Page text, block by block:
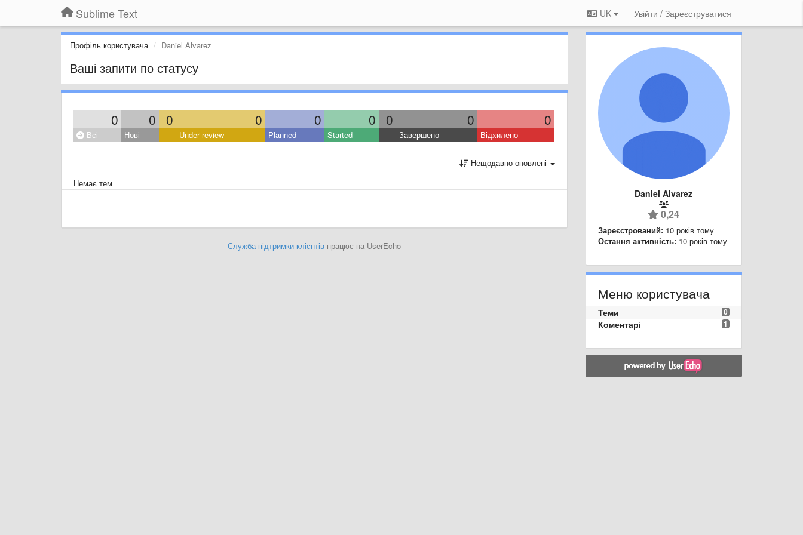
Sublime Text UK Увійти / Зареєструватися
Профіль користувача Daniel Alvarez
Ваші запити по статусу
0 0 0 0 0 0 0 0 0
Всі Нові Under review Planned Started Завершено Відхилено
Нещодавно оновлені
Немає тем
Служба підтримки клієнтівпрацює на UserEcho
Daniel Alvarez
0,24
Зареєстрований: 10 років тому
Остання активність: 10 років тому
Меню користувача
0
Теми
1
Коментарі